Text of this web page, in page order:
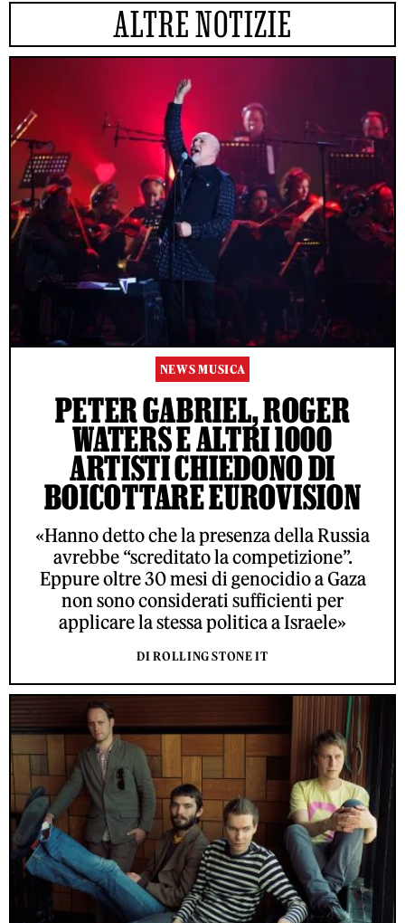
ALTRE NOTIZIE
NEWS MUSICA
PETER GABRIEL, ROGER
WATERS E ALTRI 1000
ARTISTI CHIEDONO DI
BOICOTTARE EUROVISION
«Hanno detto che la presenza della Russia
avrebbe “screditato la competizione”.
Eppure oltre 30 mesi di genocidio a Gaza
non sono considerati sufficienti per
applicare la stessa politica a Israele»
DI ROLLING STONE IT